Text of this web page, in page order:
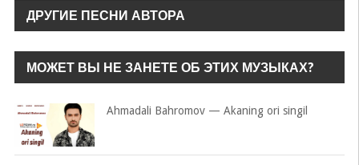
ДРУГИЕ ПЕСНИ АВТОРА
МОЖЕТ ВЫ НЕ ЗАНЕТЕ ОБ ЭТИХ МУЗЫКАХ?
Ahmadali Bahromov — Akaning ori singil